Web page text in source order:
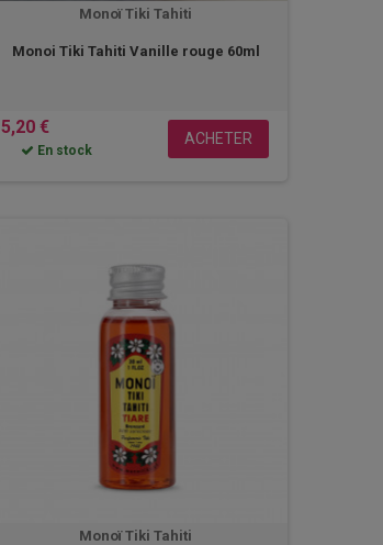
Monoï Tiki Tahiti
Monoi Tiki Tahiti Vanille rouge 60ml
5,20 €
En stock
ACHETER
Monoï Tiki Tahiti